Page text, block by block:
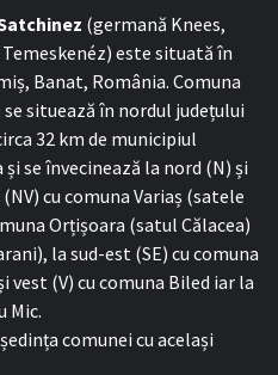
(germană Knees,
este situată în
Banat, România. Comuna
situează în nordul județului
32 km de municipiul
se învecinează la nord (N) și
cu comuna Variaș (satele
Orțișoara (satul Călacea)
la sud-est (SE) cu comuna
vest (V) cu comuna Biled iar la
Mic.
comunei cu același